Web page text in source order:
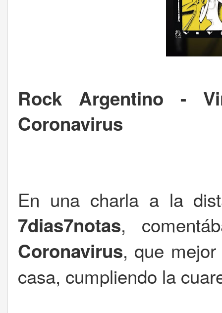
Rock Argentino -
Coronavirus
En una charla a la
7dias7notas,
Coronavirus, que
casa, cumpliendo la